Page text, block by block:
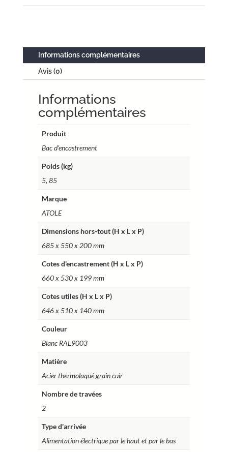
Acier
blanc
travées
modules
BTT20CBL
Informations complémentaires
Avis (0)
Informations
complémentaires
Produit
Bac d'encastrement
Poids (kg)
5, 85
Marque
ATOLE
Dimensions hors-tout (H x L x P)
685 x 550 x 200 mm
Cotes d'encastrement (H x L x P)
660 x 530 x 199 mm
Cotes utiles (H x L x P)
646 x 510 x 140 mm
Couleur
Blanc RAL9003
Matière
Acier thermolaqué grain cuir
Nombre de travées
2
Type d'arrivée
Alimentation électrique par le haut et par le bas